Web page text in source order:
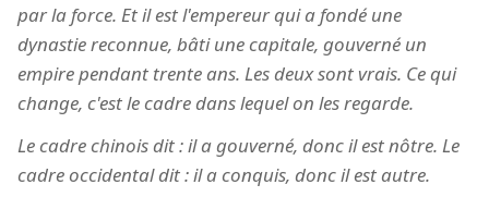
par la force. Et il est l'empereur qui a fondé une
dynastie reconnue, bâti une capitale, gouverné un
empire pendant trente ans. Les deux sont vrais. Ce qui
change, c'est le cadre dans lequel on les regarde.
Le cadre chinois dit : il a gouverné, donc il est nôtre. Le
cadre occidental dit : il a conquis, donc il est autre.